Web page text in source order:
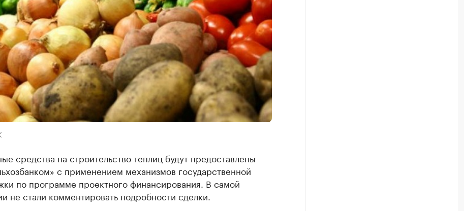
средства на строительство теплиц будут предоставлены
с применением механизмов государственной
по программе проектного финансирования. В самой
не стали комментировать подробности сделки.